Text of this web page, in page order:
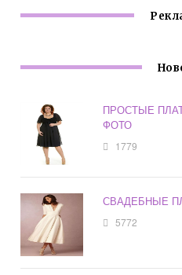
ПРОСТЫЕ
ФОТО
1779
СВАДЕБНЫЕ
5772